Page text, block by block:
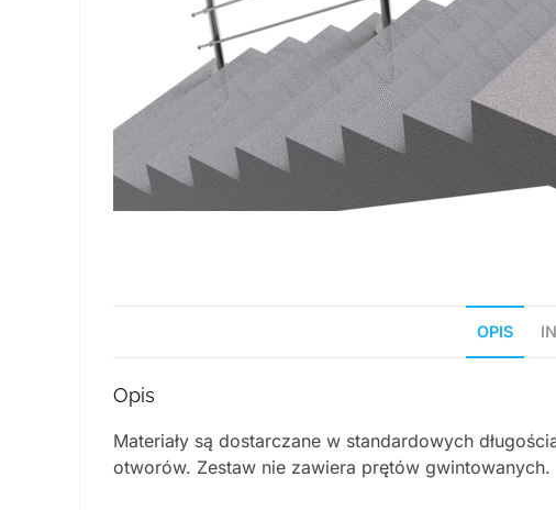
OPIS
Opis
Materiały są dostarczane w standardowych
otworów. Zestaw nie zawiera prętów gwintowanych.